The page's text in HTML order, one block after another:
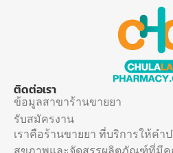
ติดต่อเรา
ข้อมูลสาขาร้านขายยา
รับสมัครงาน
เราคือร้านขายยา ที่บริการให้ค